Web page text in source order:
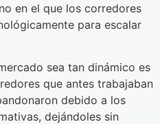
en el que los corredores
para escalar
sea tan dinámico es
que antes trabajaban
debido a los
dejándoles sin